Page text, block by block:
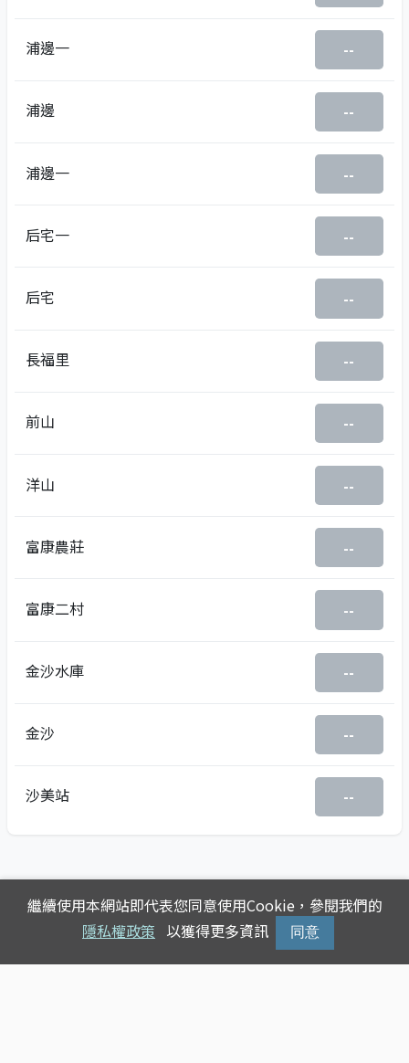
浦邊一 --
浦邊 --
浦邊一 --
后宅一 --
后宅 --
長福里 --
前山 --
洋山 --
富康農莊 --
富康二村 --
金沙水庫 --
金沙 --
沙美站 --
繼續使用本網站即代表您同意使用Cookie，參閱我們的
隱私權政策 以獲得更多資訊 同意